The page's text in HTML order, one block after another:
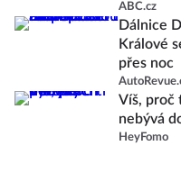
ABC.cz
Dálnice
Králové
přes noc
Víš, proč
nebývá
HeyFomo